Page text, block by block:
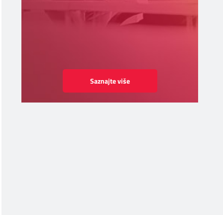
Saznajte više